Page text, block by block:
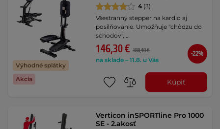
Výhodné splátky
Akcia
4 (3)
Všestranný stepper na kardio aj
posilňovanie. Umožňuje "chôdzu do
schodov", …
146,30 € 188,40 €
na sklade – 11.8. u Vás
-22%
Kúpiť
Verticon inSPORTline Pro 1000
SE - 2.akosť